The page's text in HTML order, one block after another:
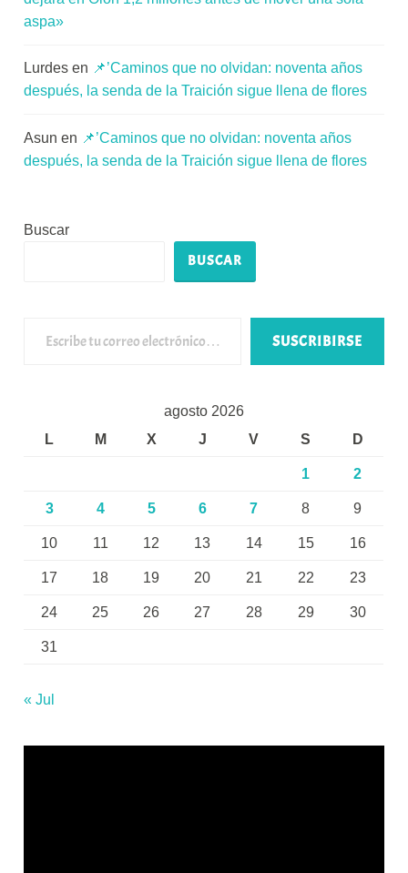
aspa»
Lurdes en 📌’Caminos que no olvidan: noventa años
después, la senda de la Traición sigue llena de flores
Asun en 📌’Caminos que no olvidan: noventa años
después, la senda de la Traición sigue llena de flores
Buscar
BUSCAR
SUSCRIBIRSE
agosto 2026
L
M X J V S D
1 2
3 4 5 6 7 8 9
10 11 12 13 14 15 16
17 18 19 20 21 22 23
24 25 26 27 28 29 30
31
« Jul